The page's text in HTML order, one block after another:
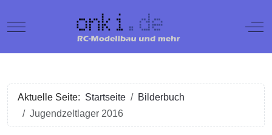
Mobile Menu Toggle Off-
Aktuelle Seite: Startseite
Bilderbuch
Jugendzeltlager 2016